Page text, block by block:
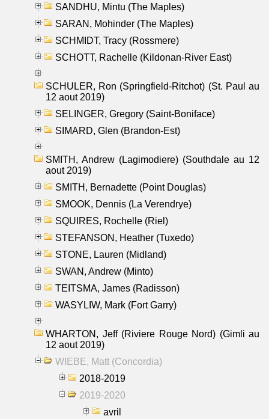
SANDHU, Mintu (The Maples)
SARAN, Mohinder (The Maples)
SCHMIDT, Tracy (Rossmere)
SCHOTT, Rachelle (Kildonan-River East)
SCHULER, Ron (Springfield-Ritchot) (St. Paul au
12 aout 2019)
SELINGER, Gregory (Saint-Boniface)
SIMARD, Glen (Brandon-Est)
SMITH, Andrew (Lagimodiere) (Southdale au 12
aout 2019)
SMITH, Bernadette (Point Douglas)
SMOOK, Dennis (La Verendrye)
SQUIRES, Rochelle (Riel)
STEFANSON, Heather (Tuxedo)
STONE, Lauren (Midland)
SWAN, Andrew (Minto)
TEITSMA, James (Radisson)
WASYLIW, Mark (Fort Garry)
WHARTON, Jeff (Riviere Rouge Nord) (Gimli au
12 aout 2019)
WIEBE, Matt (Concordia)
2018-2019
2019-2020
avril